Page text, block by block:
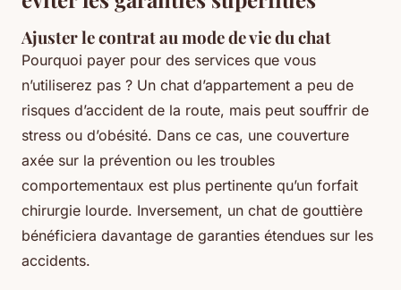
Ajuster le contrat au mode de vie du chat
Pourquoi payer pour des services que vous
n’utiliserez pas ? Un chat d’appartement a peu de
risques d’accident de la route, mais peut souffrir de
stress ou d’obésité. Dans ce cas, une couverture
axée sur la prévention ou les troubles
comportementaux est plus pertinente qu’un forfait
chirurgie lourde. Inversement, un chat de gouttière
bénéficiera davantage de garanties étendues sur les
accidents.